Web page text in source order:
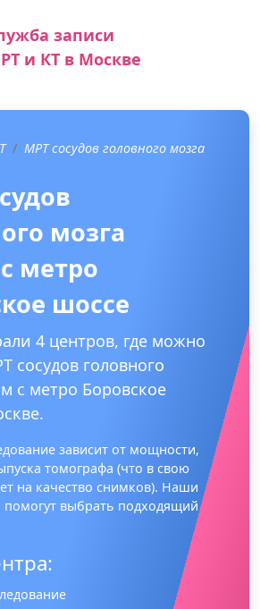
записи
и КТ в Москве
МРТ сосудов головного мозга
мозга
метро
шоссе
4 центров, где можно
сосудов головного
с метро Боровское
зависит от мощности,
томографа (что в свою
на качество снимков). Наши
помогут выбрать подходящий